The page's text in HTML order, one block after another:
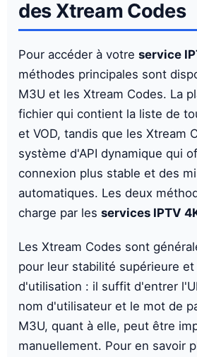
des Xtream Codes
Pour accéder à votre service
méthodes principales sont
M3U et les Xtream Codes. La
fichier qui contient la liste de
et VOD, tandis que les Xtream
système d'API dynamique qui
connexion plus stable et des
automatiques. Les deux
charge par les services IPTV
Les Xtream Codes sont
pour leur stabilité supérieure
d'utilisation : il suffit d'entrer
nom d'utilisateur et le mot de
M3U, quant à elle, peut être
manuellement. Pour en savoir